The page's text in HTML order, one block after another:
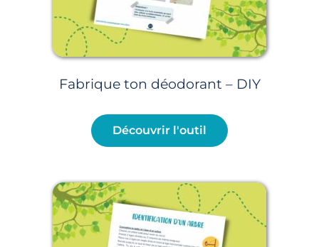
Fabrique ton déodorant – DIY
Découvrir l'outil